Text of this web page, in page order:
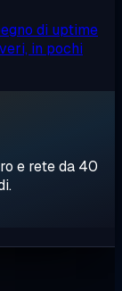
di uptime
in pochi
e rete da 40